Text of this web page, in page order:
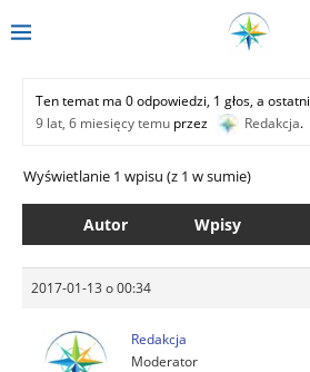
Ten temat ma 0 odpowiedzi, 1 głos, a
9 lat, 6 miesięcy temu przez Redakcja.
Wyświetlanie 1 wpisu (z 1 w sumie)
Autor Wpisy
2017-01-13 o 00:34
Redakcja
Moderator